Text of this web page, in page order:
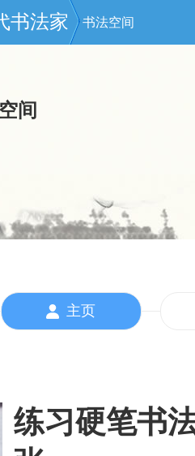
书法家 书法空间
间
主页
练习硬笔书